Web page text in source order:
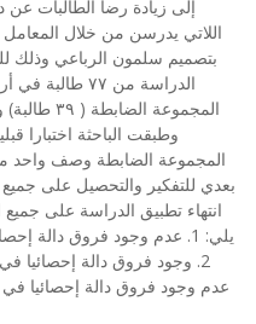
إلى زيادة رضا الطالبات عن
اللاتي يدرسن من خلال المعامل
بتصميم سلمون الرباعي
الدراسة من
وطبقت الباحثة اختبارا
المجموعة الضابطة وصف واحد
بعدي للتفكير والتحصيل على
انتهاء تطبيق الدراسة على
يلي: 1. عدم وجود فروق دالة
عدم وجود فروق دالة إحصائيا